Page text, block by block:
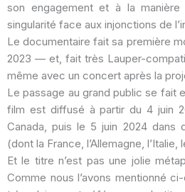
son engagement et à la
singularité face aux injonctions de
Le documentaire fait sa première
2023 — et, fait très Lauper-
même avec un concert après la
Le passage au grand public se fait
film est diffusé à partir du 4 juin
Canada, puis le 5 juin 2024 dans
(dont la France, l’Allemagne, l’Italie,
Et le titre n’est pas une jolie
Comme nous l’avons mentionné